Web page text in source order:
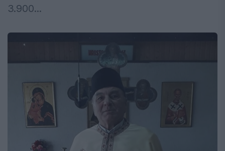
3.900...